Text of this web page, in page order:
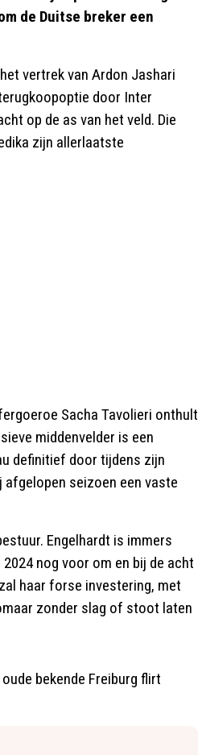
de Duitse breker een
vertrek van Ardon Jashari
door Inter
op de as van het veld. Die
zijn allerlaatste
Sacha Tavolieri onthult
middenvelder is een
definitief door tijdens zijn
afgelopen seizoen een vaste
Engelhardt is immers
nog voor om en bij de acht
haar forse investering, met
zonder slag of stoot laten
bekende Freiburg flirt